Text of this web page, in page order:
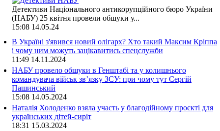
Детективи Національного антикорупційного бюро України
(НАБУ) 25 квітня провели обшуки у...
15:08 14.05.24
В Україні з'явився новий олігарх? Хто такий Максим Кріппа
і чому ним можуть зацікавитись спецслужби
11:49 14.11.2024
НАБУ провело обшуки в Генштабі та у колишнього
командувача військ зв’язку ЗСУ: при чому тут Сергій
Пашинський
15:08 14.05.2024
Наталія Холоденко взяла участь у благодійному проєкті для
українських дітей-сиріт
18:31 15.03.2024